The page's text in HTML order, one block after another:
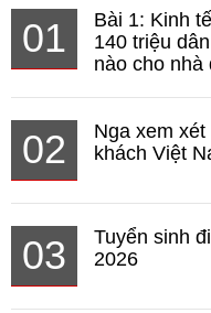
01
Bài 1: Kinh
140 triệu
nào cho nhà
02
Nga xem
khách Việt
03
Tuyển sinh
2026